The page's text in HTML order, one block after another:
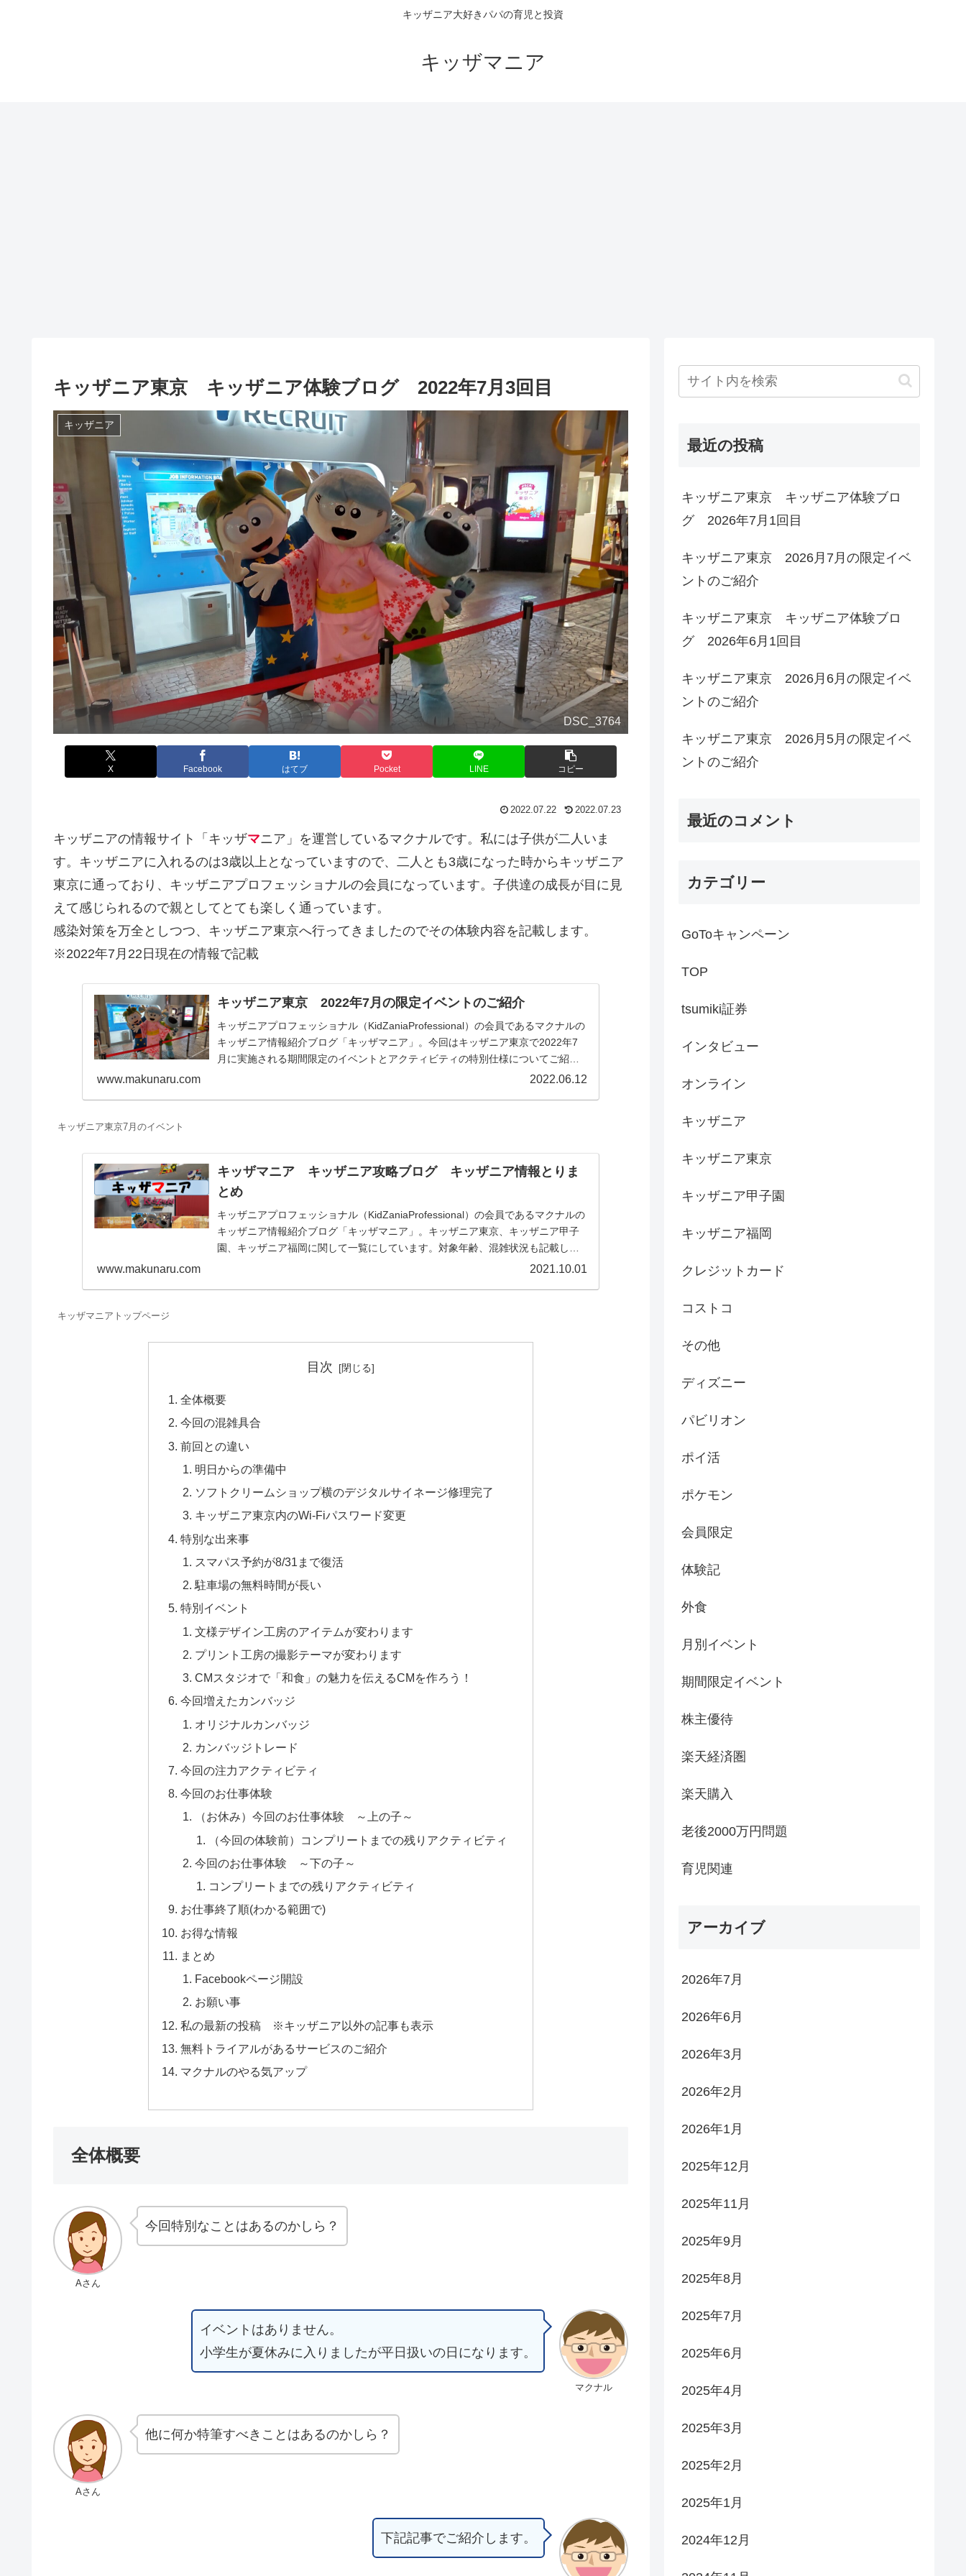
キッザニア大好きパパの育児と投資
キッザマニア
キッザニア東京 キッザニア体験ブログ 2022年7月3回目
キッザニア
DSC_3764
X Facebook はてブ Pocket LINE コピー
2022.07.22 2022.07.23
キッザニアの情報サイト「キッザマニア」を運営しているマクナルです。私には子供が二人いま
す。キッザニアに入れるのは3歳以上となっていますので、二人とも3歳になった時からキッザニア
東京に通っており、キッザニアプロフェッショナルの会員になっています。子供達の成長が目に見
えて感じられるので親としてとても楽しく通っています。
感染対策を万全としつつ、キッザニア東京へ行ってきましたのでその体験内容を記載します。
※2022年7月22日現在の情報で記載
キッザニア東京 2022年7月の限定イベントのご紹介
キッザニアプロフェッショナル（KidZaniaProfessional）の会員であるマクナルの
キッザニア情報紹介ブログ「キッザマニア」。今回はキッザニア東京で2022年7
月に実施される期間限定のイベントとアクティビティの特別仕様についてご紹介
www.makunaru.com 2022.06.12
キッザニア東京7月のイベント
キッザマニア キッザニア攻略ブログ キッザニア情報とりま
とめ
キッザニアプロフェッショナル（KidZaniaProfessional）の会員であるマクナルの
キッザニア情報紹介ブログ「キッザマニア」。キッザニア東京、キッザニア甲子
園、キッザニア福岡に関して一覧にしています。対象年齢、混雑状況も記載した
お仕事体験記、料金等に関係する予約方法、お得な情報等を記載しています。
www.makunaru.com 2021.10.01
キッザマニアトップページ
目次
全体概要
今回の混雑具合
前回との違い
明日からの準備中
ソフトクリームショップ横のデジタルサイネージ修理完了
キッザニア東京内のWi-Fiパスワード変更
特別な出来事
スマパス予約が8/31まで復活
駐車場の無料時間が長い
特別イベント
文様デザイン工房のアイテムが変わります
プリント工房の撮影テーマが変わります
CMスタジオで「和食」の魅力を伝えるCMを作ろう！
今回増えたカンバッジ
オリジナルカンバッジ
カンバッジトレード
今回の注力アクティビティ
今回のお仕事体験
（お休み）今回のお仕事体験 ～上の子～
（今回の体験前）コンプリートまでの残りアクティビティ
今回のお仕事体験 ～下の子～
コンプリートまでの残りアクティビティ
お仕事終了順(わかる範囲で)
お得な情報
まとめ
Facebookページ開設
お願い事
私の最新の投稿 ※キッザニア以外の記事も表示
無料トライアルがあるサービスのご紹介
マクナルのやる気アップ
全体概要
Aさん
今回特別なことはあるのかしら？
マクナル
イベントはありません。
小学生が夏休みに入りましたが平日扱いの日になります。
Aさん
他に何か特筆すべきことはあるのかしら？
下記記事でご紹介します。
最近の投稿
キッザニア東京 キッザニア体験ブロ
グ 2026年7月1回目
キッザニア東京 2026月7月の限定イベ
ントのご紹介
キッザニア東京 キッザニア体験ブロ
グ 2026年6月1回目
キッザニア東京 2026月6月の限定イベ
ントのご紹介
キッザニア東京 2026月5月の限定イベ
ントのご紹介
最近のコメント
カテゴリー
GoToキャンペーン
TOP
tsumiki証券
インタビュー
オンライン
キッザニア
キッザニア東京
キッザニア甲子園
キッザニア福岡
クレジットカード
コストコ
その他
ディズニー
パビリオン
ポイ活
ポケモン
会員限定
体験記
外食
月別イベント
期間限定イベント
株主優待
楽天経済圏
楽天購入
老後2000万円問題
育児関連
アーカイブ
2026年7月
2026年6月
2026年3月
2026年2月
2026年1月
2025年12月
2025年11月
2025年9月
2025年8月
2025年7月
2025年6月
2025年4月
2025年3月
2025年2月
2025年1月
2024年12月